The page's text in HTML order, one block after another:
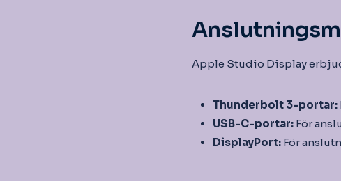
Apple Studio Display
Thunderbolt 3-portar:
USB-C-portar: För
DisplayPort: För